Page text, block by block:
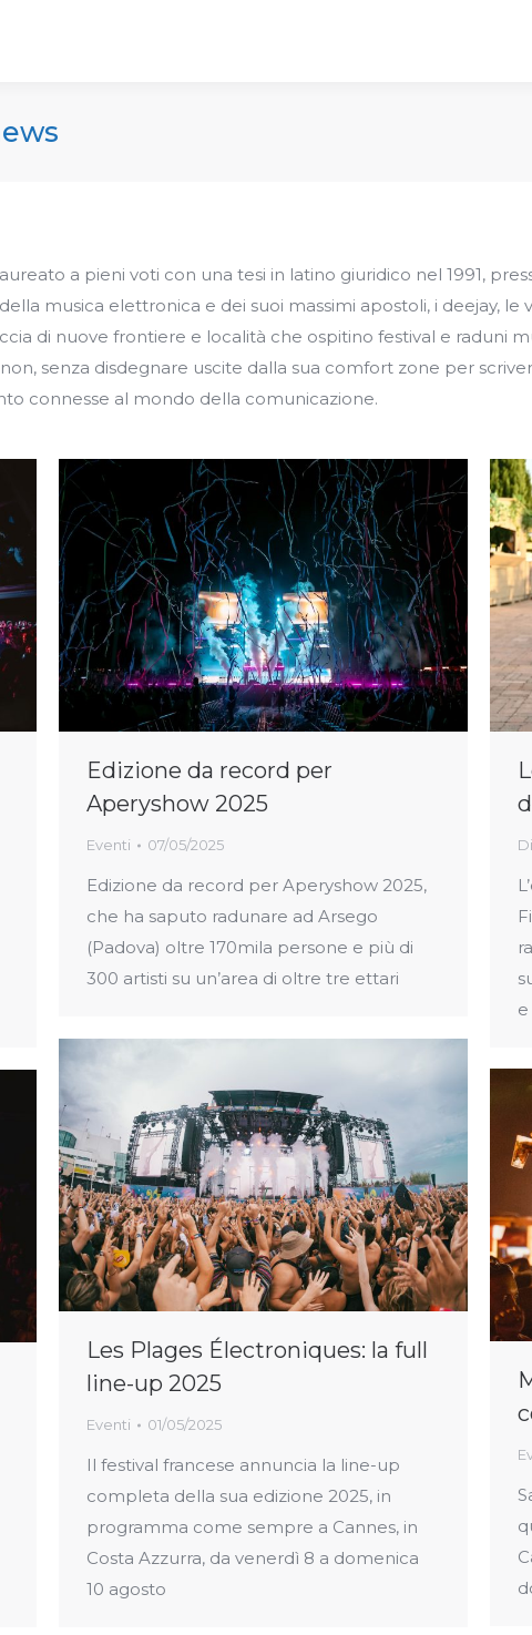
a pieni voti con una tesi in latino giuridico nel 1991,
musica elettronica e dei suoi massimi apostoli, i deejay,
di nuove frontiere e località che ospitino festival e raduni
senza disdegnare uscite dalla sua comfort zone per
connesse al mondo della comunicazione.
Edizione da record per
Aperyshow 2025
Eventi 07/05/2025
Edizione da record per Aperyshow 2025,
che ha saputo radunare ad Arsego
(Padova) oltre 170mila persone e più di
300 artisti su un’area di oltre tre ettari
Les Plages Électroniques: la full
line-up 2025
Eventi 01/05/2025
Il festival francese annuncia la line-up
completa della sua edizione 2025, in
programma come sempre a Cannes, in
Costa Azzurra, da venerdì 8 a domenica
10 agosto